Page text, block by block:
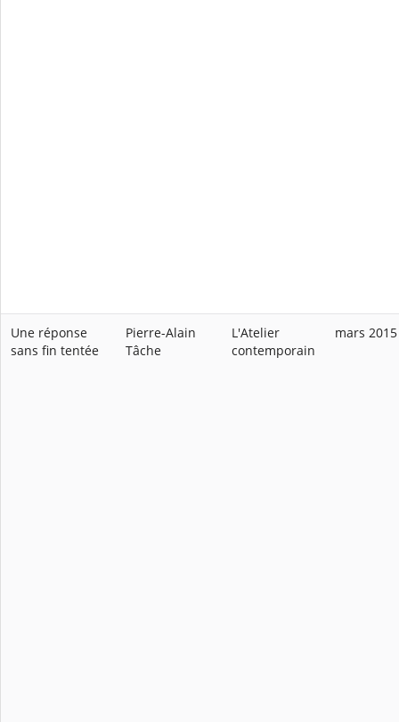
Une réponse
sans fin tentée
Pierre-Alain
Tâche
L'Atelier
contemporain
mars 2015